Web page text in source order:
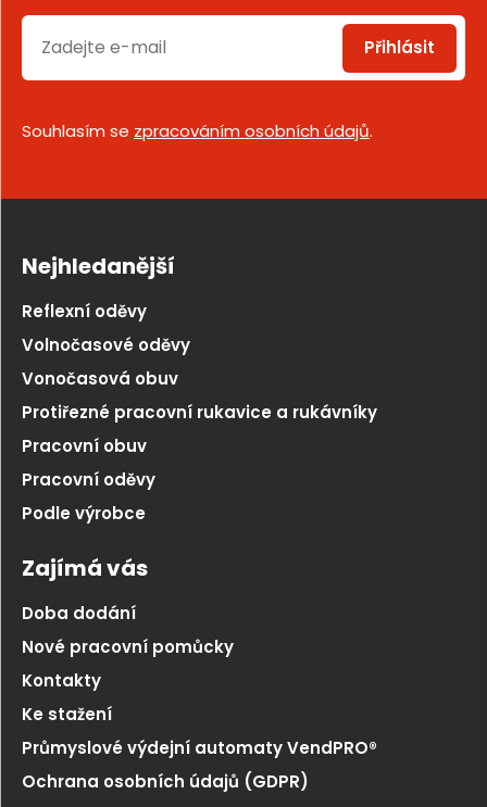
Přihlásit
Souhlasím se zpracováním osobních údajů.
Nejhledanější
Reflexní oděvy
Volnočasové oděvy
Vonočasová obuv
Protiřezné pracovní rukavice a rukávníky
Pracovní obuv
Pracovní oděvy
Podle výrobce
Zajímá vás
Doba dodání
Nové pracovní pomůcky
Kontakty
Ke stažení
Průmyslové výdejní automaty VendPRO®
Ochrana osobních údajů (GDPR)